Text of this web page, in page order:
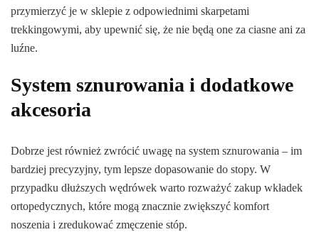
przymierzyć je w sklepie z odpowiednimi skarpetami
trekkingowymi, aby upewnić się, że nie będą one za ciasne ani za
luźne.
System sznurowania i dodatkowe
akcesoria
Dobrze jest również zwrócić uwagę na system sznurowania – im
bardziej precyzyjny, tym lepsze dopasowanie do stopy. W
przypadku dłuższych wędrówek warto rozważyć zakup wkładek
ortopedycznych, które mogą znacznie zwiększyć komfort
noszenia i zredukować zmęczenie stóp.